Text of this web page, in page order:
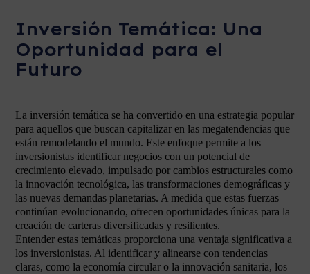
Inversión Temática: Una
Oportunidad para el
Futuro
La inversión temática se ha convertido en una estrategia popular
para aquellos que buscan capitalizar en las megatendencias que
están remodelando el mundo. Este enfoque permite a los
inversionistas identificar negocios con un potencial de
crecimiento elevado, impulsado por cambios estructurales como
la innovación tecnológica, las transformaciones demográficas y
las nuevas demandas planetarias. A medida que estas fuerzas
continúan evolucionando, ofrecen oportunidades únicas para la
creación de carteras diversificadas y resilientes.
Entender estas temáticas proporciona una ventaja significativa a
los inversionistas. Al identificar y alinearse con tendencias
claras, como la economía circular o la innovación sanitaria, los